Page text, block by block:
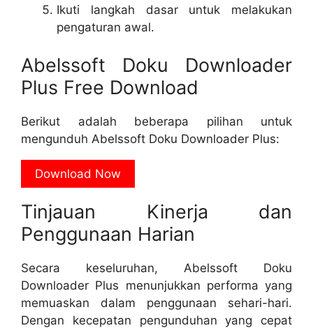
Ikuti langkah dasar untuk melakukan
pengaturan awal.
Abelssoft Doku Downloader
Plus Free Download
Berikut adalah beberapa pilihan untuk
mengunduh Abelssoft Doku Downloader Plus:
Download Now
Tinjauan Kinerja dan
Penggunaan Harian
Secara keseluruhan, Abelssoft Doku
Downloader Plus menunjukkan performa yang
memuaskan dalam penggunaan sehari-hari.
Dengan kecepatan pengunduhan yang cepat